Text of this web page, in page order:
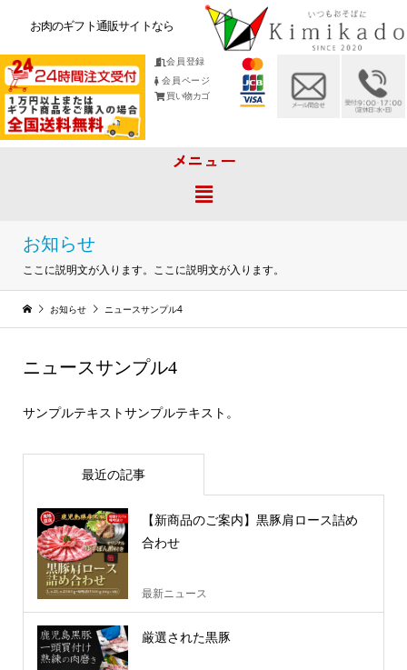
お肉のギフト通販サイトなら
会員登録
会員ページ
買い物カゴ
メニュー
お知らせ
ここに説明文が入ります。ここに説明文が入ります。
お知らせ ニュースサンプル4
ニュースサンプル4
サンプルテキストサンプルテキスト。
最近の記事
【新商品のご案内】黒豚肩ロース詰め
合わせ
最新ニュース
厳選された黒豚